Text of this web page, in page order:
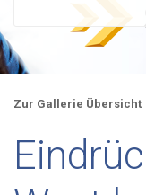
Zur Gallerie Übersicht